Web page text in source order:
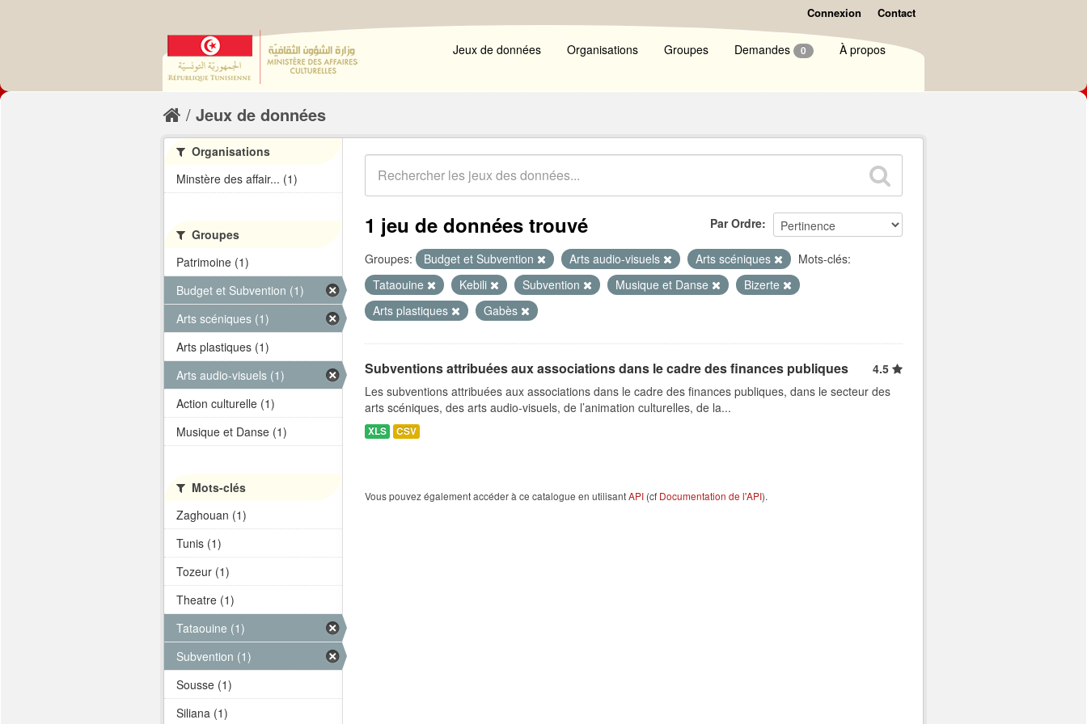
Connexion Contact
Jeux de données Organisations Groupes Demandes 0 À propos
Jeux de données
Par Ordre
1 jeu de données trouvé
Groupes: Budget et Subvention Arts audio-visuels Arts scéniques
Mots-clés:
Tataouine
Kebili Subvention Musique et Danse
Bizerte
Arts plastiques
Gabès
Subventions attribuées aux associations dans le cadre des finances publiques
4.5
Les subventions attribuées aux associations dans le cadre des finances publiques, dans le secteur des
arts scéniques, des arts audio-visuels, de l’animation culturelles, de la...
XLS CSV
Vous pouvez également accéder à ce catalogue en utilisantAPI (cf Documentation de l'API).
Organisations
Minstère des affair... (1)
Groupes
Patrimoine (1)
Budget et Subvention (1)
Arts scéniques (1)
Arts plastiques (1)
Arts audio-visuels (1)
Action culturelle (1)
Musique et Danse (1)
Mots-clés
Zaghouan (1)
Tunis (1)
Tozeur (1)
Theatre (1)
Tataouine (1)
Subvention (1)
Sousse (1)
Siliana (1)